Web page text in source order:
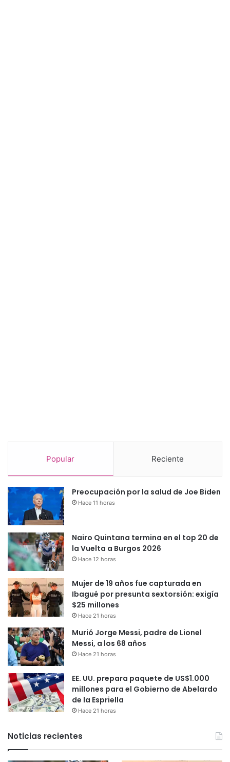
Popular Reciente
Preocupación por la salud de Joe Biden
Hace 11 horas
Nairo Quintana termina en el top 20 de
la Vuelta a Burgos 2026
Hace 12 horas
Mujer de 19 años fue capturada en
Ibagué por presunta sextorsión: exigía
$25 millones
Hace 21 horas
Murió Jorge Messi, padre de Lionel
Messi, a los 68 años
Hace 21 horas
EE. UU. prepara paquete de US$1.000
millones para el Gobierno de Abelardo
de la Espriella
Hace 21 horas
Noticias recientes